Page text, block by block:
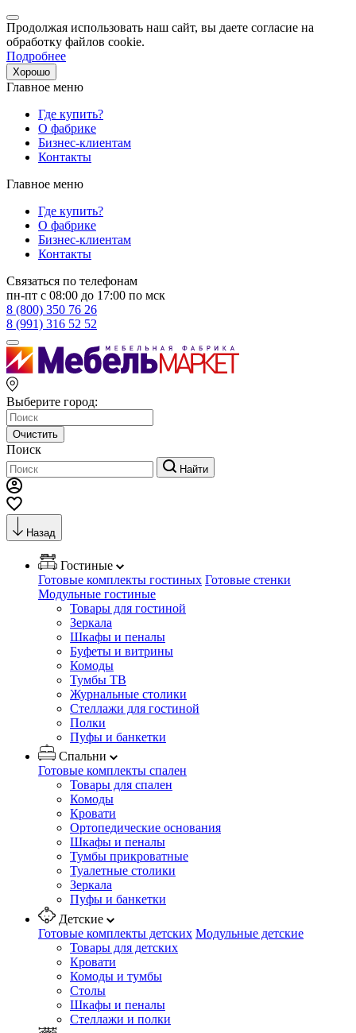
Продолжая использовать наш сайт, вы даете согласие на
обработку файлов cookie.
Подробнее
Хорошо
Главное меню
Где купить?
О фабрике
Бизнес-клиентам
Контакты
Главное меню
Где купить?
О фабрике
Бизнес-клиентам
Контакты
Связаться по телефонам
пн-пт с 08:00 до 17:00 по мск
8 (800) 350 76 26
8 (991) 316 52 52
Выберите город:
Очистить
Поиск
Найти
Назад
Гостиные
Готовые комплекты гостиных Готовые стенки
Модульные гостиные
Товары для гостиной
Зеркала
Шкафы и пеналы
Буфеты и витрины
Комоды
Тумбы ТВ
Журнальные столики
Стеллажи для гостиной
Полки
Пуфы и банкетки
Спальни
Готовые комплекты спален
Товары для спален
Комоды
Кровати
Ортопедические основания
Шкафы и пеналы
Тумбы прикроватные
Туалетные столики
Зеркала
Пуфы и банкетки
Детские
Готовые комплекты детских Модульные детские
Товары для детских
Кровати
Комоды и тумбы
Столы
Шкафы и пеналы
Стеллажи и полки